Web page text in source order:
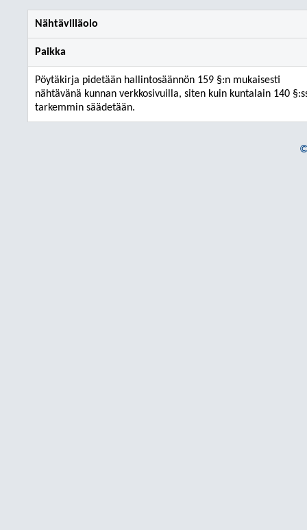
Nähtävilläolo
Paikka
Pöytäkirja pidetään hallintosäännön 159 §:n mukaisesti
nähtävänä kunnan verkkosivuilla, siten kuin kuntalain 140
tarkemmin säädetään.